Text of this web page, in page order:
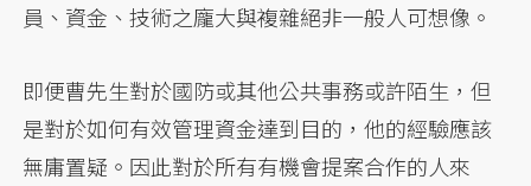
員、資金、技術之龐大與複雜絕非一般人可想像。
即便曹先生對於國防或其他公共事務或許陌生，但
是對於如何有效管理資金達到目的，他的經驗應該
無庸置疑。因此對於所有有機會提案合作的人來